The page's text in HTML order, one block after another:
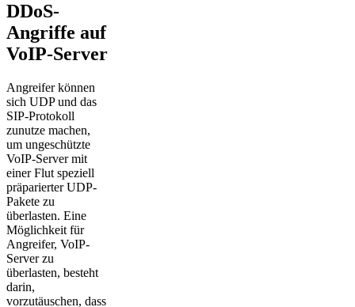
DDoS-
Angriffe auf
VoIP-Server
Angreifer können
sich UDP und das
SIP-Protokoll
zunutze machen,
um ungeschützte
VoIP-Server mit
einer Flut speziell
präparierter UDP-
Pakete zu
überlasten. Eine
Möglichkeit für
Angreifer, VoIP-
Server zu
überlasten, besteht
darin,
vorzutäuschen, dass